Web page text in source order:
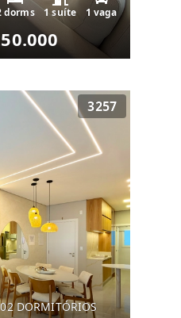
dorms 1 suíte 1 vaga
3257
DORMITÓRIOS